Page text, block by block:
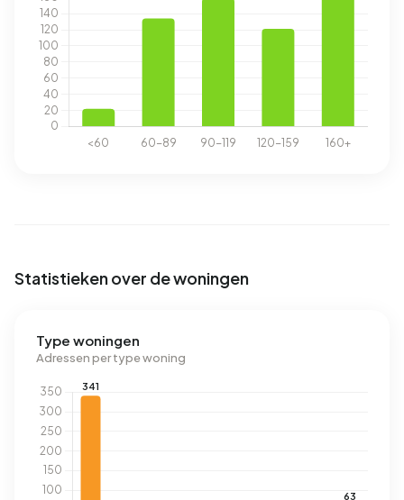
Statistieken over de woningen
Type woningen
Adressen per type woning